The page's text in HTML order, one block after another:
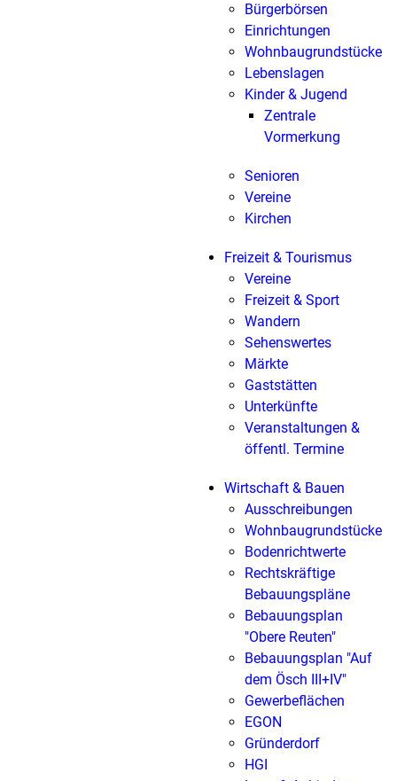
Bürgerbörsen
Einrichtungen
Wohnbaugrundstücke
Lebenslagen
Kinder & Jugend
Zentrale
Vormerkung
Senioren
Vereine
Kirchen
Freizeit & Tourismus
Vereine
Freizeit & Sport
Wandern
Sehenswertes
Märkte
Gaststätten
Unterkünfte
Veranstaltungen &
öffentl. Termine
Wirtschaft & Bauen
Ausschreibungen
Wohnbaugrundstücke
Bodenrichtwerte
Rechtskräftige
Bebauungspläne
Bebauungsplan
"Obere Reuten"
Bebauungsplan "Auf
dem Ösch III+IV"
Gewerbeflächen
EGON
Gründerdorf
HGI